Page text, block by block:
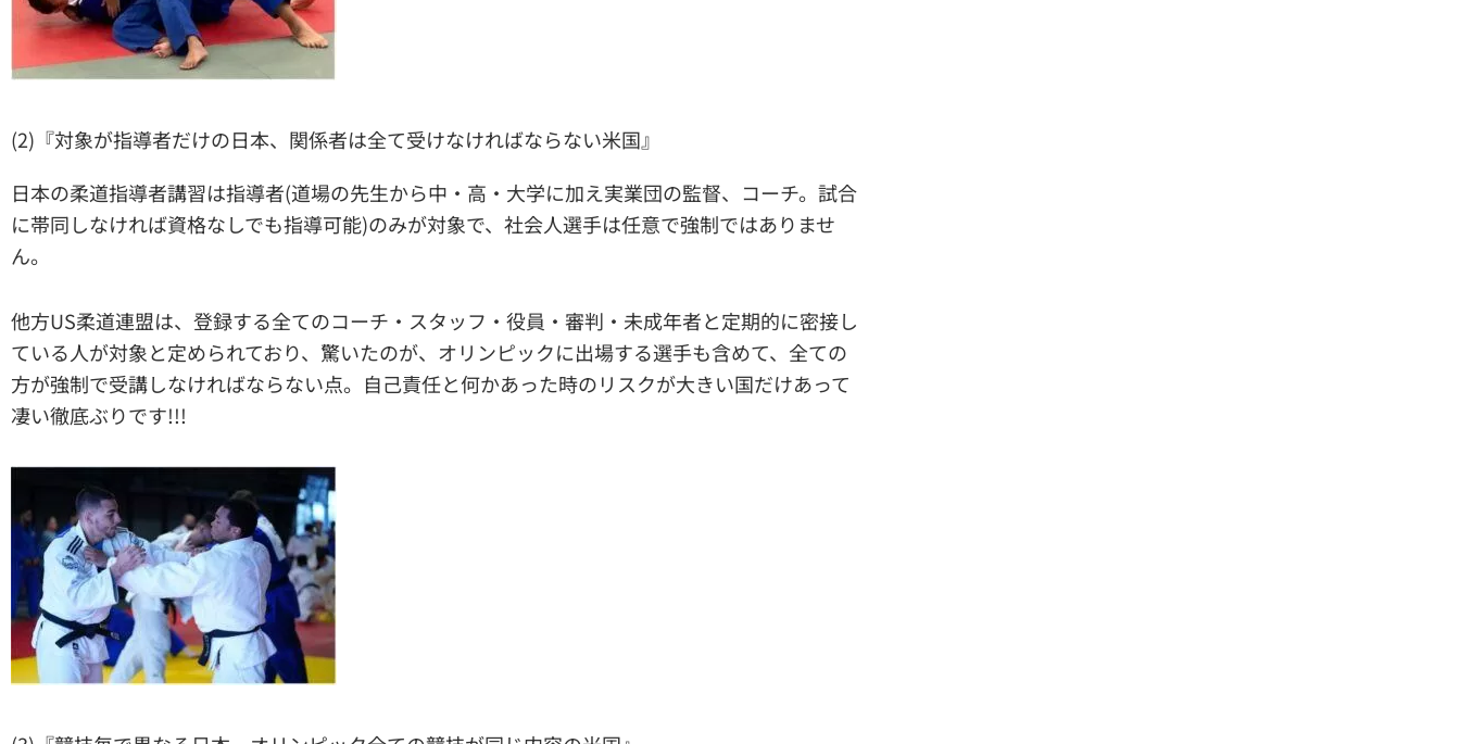
(2)『対象が指導者だけの日本、関係者は全て受けなければならない米国』
日本の柔道指導者講習は指導者(道場の先生から中・高・大学に加え実業団の監督、コーチ。試合
に帯同しなければ資格なしでも指導可能)のみが対象で、社会人選手は任意で強制ではありませ
ん。
他方US柔道連盟は、登録する全てのコーチ・スタッフ・役員・審判・未成年者と定期的に密接し
ている人が対象と定められており、驚いたのが、オリンピックに出場する選手も含めて、全ての
方が強制で受講しなければならない点。自己責任と何かあった時のリスクが大きい国だけあって
凄い徹底ぶりです!!!